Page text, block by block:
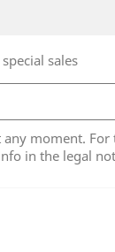
sales
moment. For
in the legal